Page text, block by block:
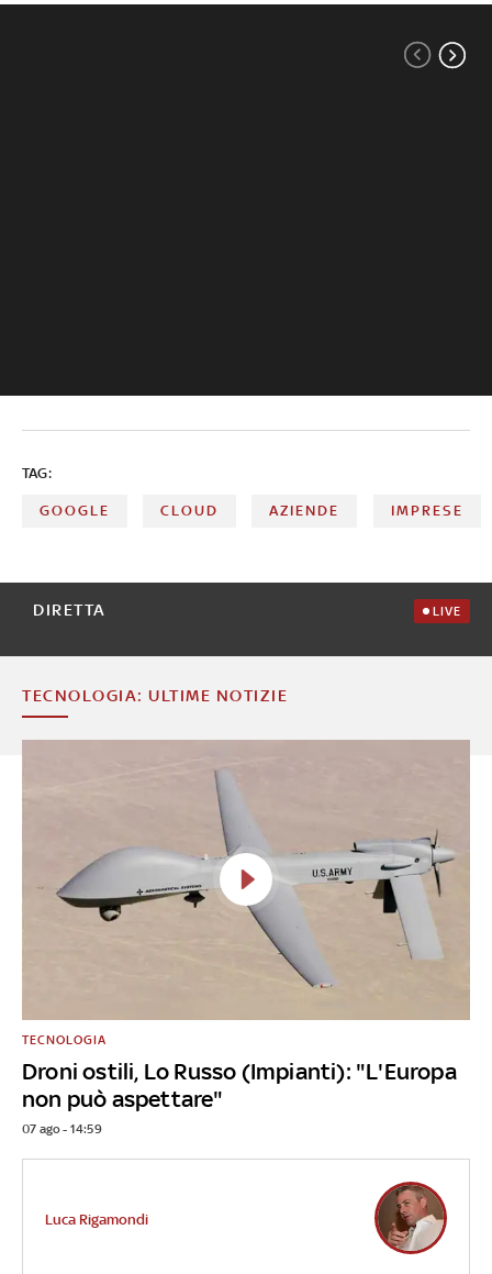
TAG:
GOOGLE CLOUD AZIENDE IMPRESE
DIRETTA LIVE
TECNOLOGIA: ULTIME NOTIZIE
Droni ostili, Lo Russo (Impianti): "L'Europa
non può aspettare"
TECNOLOGIA
07 ago - 14:59
Luca Rigamondi